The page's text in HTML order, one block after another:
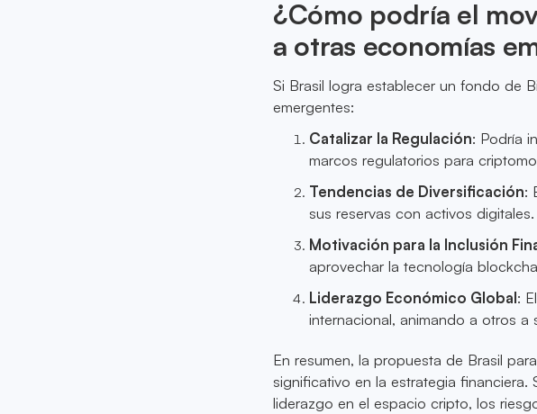
¿Cómo podría el
a otras economías
Si Brasil logra establecer un fondo de
emergentes:
Catalizar la Regulación: Podría
marcos regulatorios para
Tendencias de Diversificación:
sus reservas con activos digitales.
Motivación para la Inclusión
aprovechar la tecnología
Liderazgo Económico Global:
internacional, animando a otros a
En resumen, la propuesta de Brasil
significativo en la estrategia
liderazgo en el espacio cripto, los